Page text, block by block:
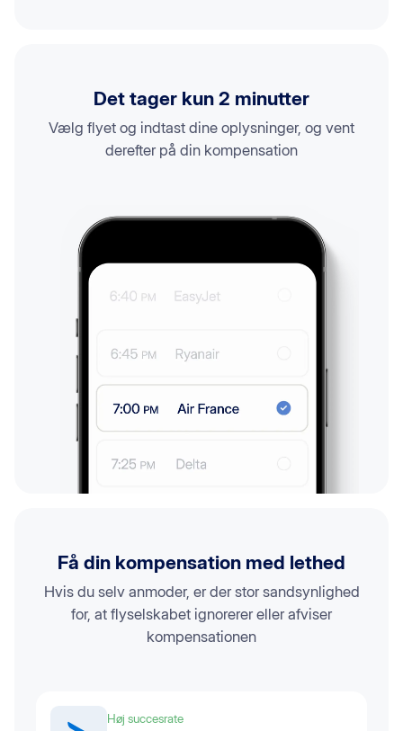
Det tager kun 2 minutter
Vælg flyet og indtast dine oplysninger, og vent
derefter på din kompensation
Få din kompensation med lethed
Hvis du selv anmoder, er der stor sandsynlighed
for, at flyselskabet ignorerer eller afviser
kompensationen
Høj succesrate